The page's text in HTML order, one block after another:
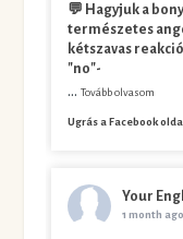
💬 Hagyjuk a
természetes
kétszavas
"no"-
...Tovább olvasom
Ugrás a Facebook
Your
1 month ago